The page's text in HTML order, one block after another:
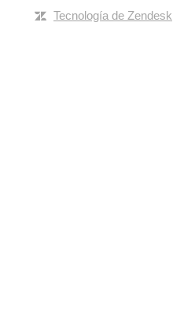
Tecnología de Zendesk